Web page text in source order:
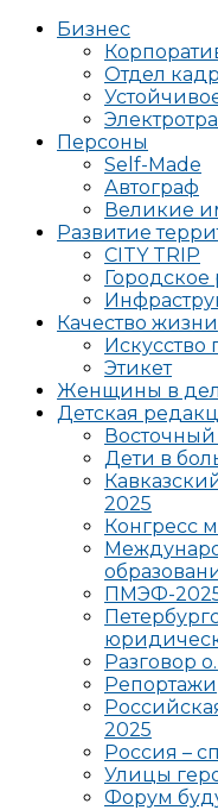
Бизнес
Отдел
Персоны
Self-Made
Автограф
Великие
Развитие
CITY TRIP
Городское
Качество жизни
Искусство
Этикет
Женщины в
Детская
Дети в
2025
Конгресс
ПМЭФ-
Разговор
Репортажи
2025
Россия –
Улицы
Форум